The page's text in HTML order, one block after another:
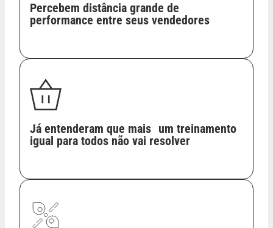
Percebem distância grande de
performance entre seus vendedores
Já entenderam que mais um treinamento
igual para todos não vai resolver